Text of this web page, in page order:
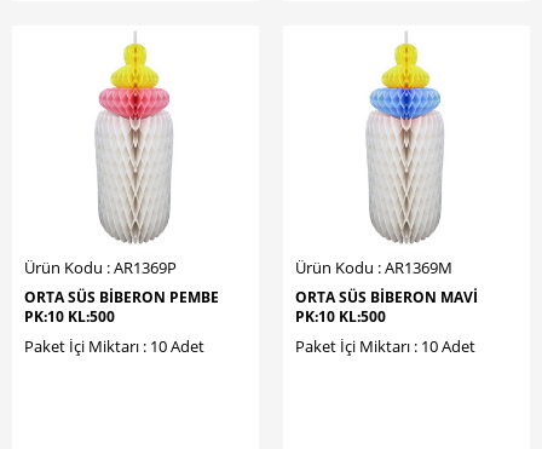
Ürün Kodu : AR1369P
ORTA SÜS BİBERON PEMBE
PK:10 KL:500
Paket İçi Miktarı : 10 Adet
Ürün Kodu : AR1369M
ORTA SÜS BİBERON MAVİ
PK:10 KL:500
Paket İçi Miktarı : 10 Adet